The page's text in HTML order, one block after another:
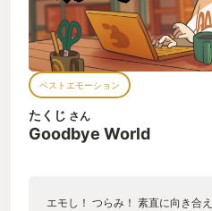
ベストエモーション
たくじ さん
Goodbye World
エモし！ つらみ！ 素直に向き合